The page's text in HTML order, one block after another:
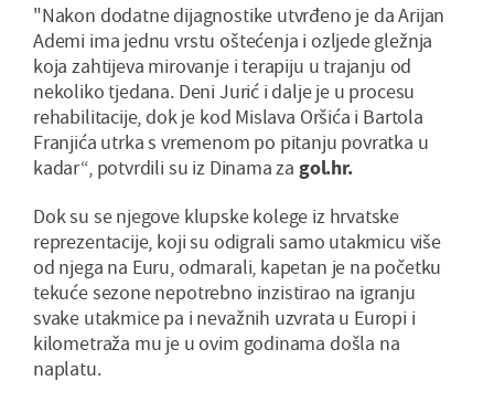
"Nakon dodatne dijagnostike utvrđeno je da Arijan
Ademi ima jednu vrstu oštećenja i ozljede gležnja
koja zahtijeva mirovanje i terapiju u trajanju od
nekoliko tjedana. Deni Jurić i dalje je u procesu
rehabilitacije, dok je kod Mislava Oršića i Bartola
Franjića utrka s vremenom po pitanju povratka u
kadar“, potvrdili su iz Dinama za gol.hr.
Dok su se njegove klupske kolege iz hrvatske
reprezentacije, koji su odigrali samo utakmicu više
od njega na Euru, odmarali, kapetan je na početku
tekuće sezone nepotrebno inzistirao na igranju
svake utakmice pa i nevažnih uzvrata u Europi i
kilometraža mu je u ovim godinama došla na
naplatu.